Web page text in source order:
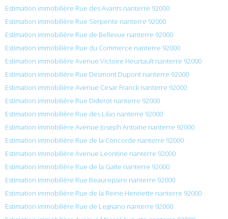
Estimation immobilière Rue des Avants nanterre 92000
Estimation immobilière Rue Serpente nanterre 92000
Estimation immobilière Rue de Bellevue nanterre 92000
Estimation immobilière Rue du Commerce nanterre 92000
Estimation immobilière Avenue Victoire Heurtault nanterre 92000
Estimation immobilière Rue Desmont Dupont nanterre 92000
Estimation immobilière Avenue Cesar Franck nanterre 92000
Estimation immobilière Rue Diderot nanterre 92000
Estimation immobilière Rue des Lilas nanterre 92000
Estimation immobilière Avenue Joseph Antoine nanterre 92000
Estimation immobilière Rue de la Concorde nanterre 92000
Estimation immobilière Avenue Leontine nanterre 92000
Estimation immobilière Rue de la Gaite nanterre 92000
Estimation immobilière Rue Beaurepaire nanterre 92000
Estimation immobilière Rue de la Reine Henriette nanterre 92000
Estimation immobilière Rue de Legnano nanterre 92000